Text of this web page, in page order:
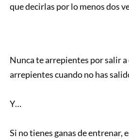
que decirlas por lo menos dos
Nunca te arrepientes por salir
arrepientes cuando no has
Y…
Si no tienes ganas de entrenar,